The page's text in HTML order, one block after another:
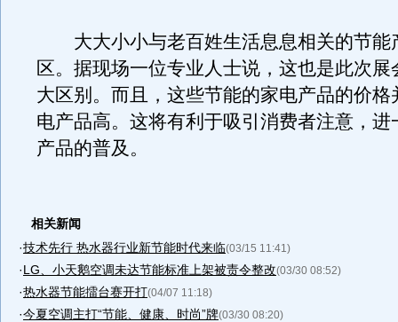
大大小小与老百姓生活息息相关的节能
区。据现场一位专业人士说，这也是此次展
大区别。而且，这些节能的家电产品的价格
电产品高。这将有利于吸引消费者注意，进
产品的普及。
相关新闻
·技术先行 热水器行业新节能时代来临(03/15 11:41)
·LG、小天鹅空调未达节能标准上架被责令整改(03/30 08:52)
·热水器节能擂台赛开打(04/07 11:18)
·今夏空调主打“节能、健康、时尚”牌(03/30 08:20)